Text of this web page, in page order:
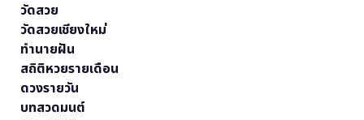
วัดสวย
วัดสวยเชียงใหม่
ทำนายฝัน
สถิติหวยรายเดือน
ดวงรายวัน
บทสวดมนต์